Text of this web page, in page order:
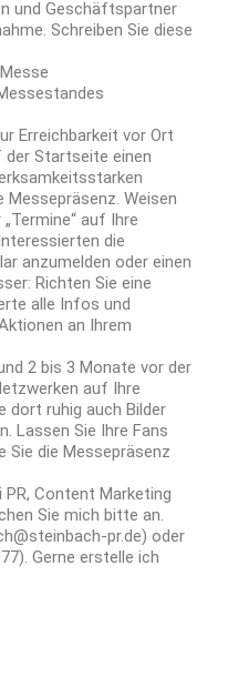
und Geschäftspartner
Schreiben Sie diese
Erreichbarkeit vor Ort
der Startseite einen
Weisen
auf Ihre
die
anzumelden oder einen
Richten Sie eine
alle Infos und
an Ihrem
2 bis 3 Monate vor der
auf Ihre
dort ruhig auch Bilder
Lassen Sie Ihre Fans
Sie die Messepräsenz
Content Marketing
Sie mich bitte an.
pr.de) oder
Gerne erstelle ich